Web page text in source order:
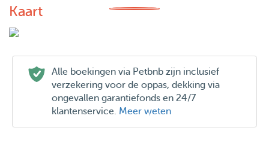
Kaart
Alle boekingen via Petbnb zijn inclusief
verzekering voor de oppas, dekking via
ongevallen garantiefonds en 24/7
klantenservice. Meer weten